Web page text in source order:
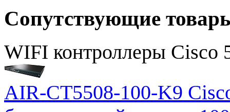
Сопутствующие
WIFI контроллеры Cisco
AIR-CT5508-100-K9